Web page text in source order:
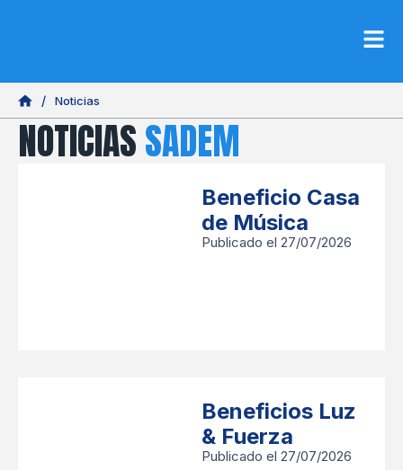
Noticias
NOTICIASSADEM
Beneficio Casa
de Música
Publicado el 27/07/2026
Beneficios Luz
& Fuerza
Publicado el 27/07/2026